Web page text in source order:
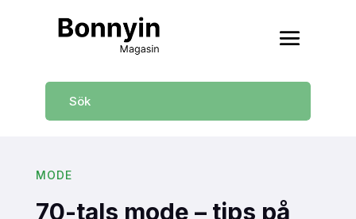
MODE
70-tals mode – tips på